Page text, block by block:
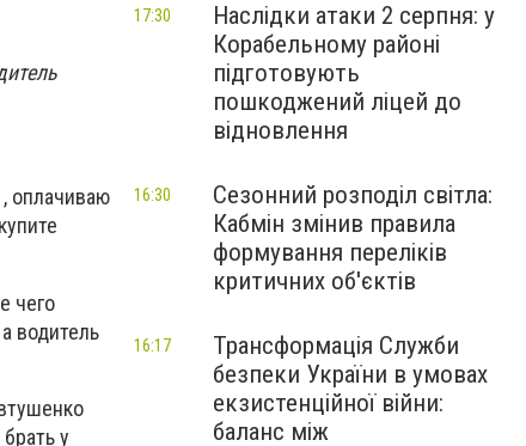
оплачиваю
чего
водитель
у
Наслідки атаки 2 серпня: у
Корабельному районі
підготовують
пошкоджений ліцей до
відновлення
17:30
Сезонний розподіл світла:
Кабмін змінив правила
формування переліків
критичних об'єктів
16:30
Трансформація Служби
безпеки України в умовах
екзистенційної війни:
баланс між
16:17